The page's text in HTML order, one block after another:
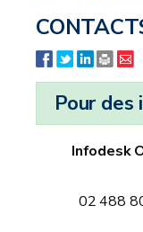
Pour
Infodesk
02 488